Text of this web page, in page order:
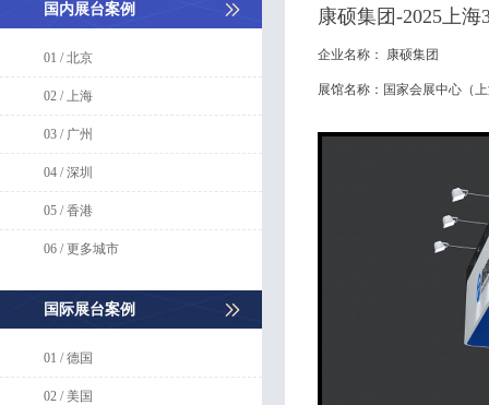
国内展台案例
01 / 北京
02 / 上海
03 / 广州
04 / 深圳
05 / 香港
06 / 更多城市
国际展台案例
01 / 德国
02 / 美国
康硕集团-2025上
企业名称： 康硕集团
展馆名称： 国家会展中心（